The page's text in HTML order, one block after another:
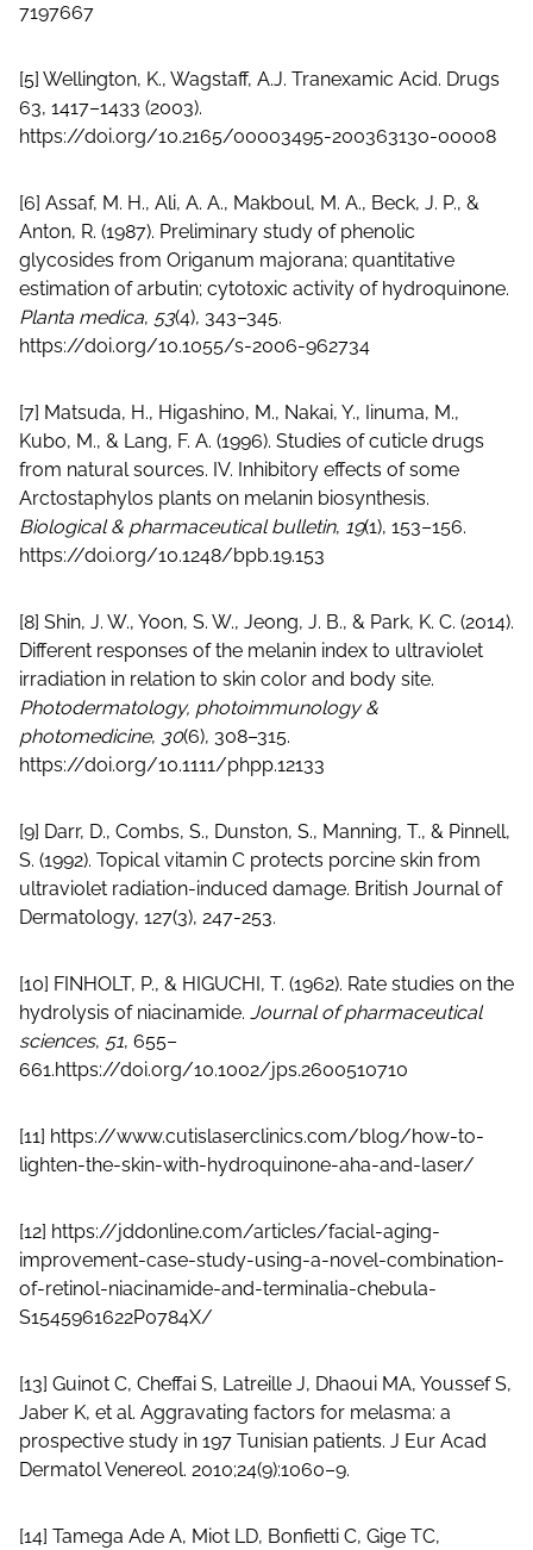
7197667
[5] Wellington, K., Wagstaff, A.J. Tranexamic Acid. Drugs
63, 1417–1433 (2003).
https://doi.org/10.2165/00003495-200363130-00008
[6] Assaf, M. H., Ali, A. A., Makboul, M. A., Beck, J. P., &
Anton, R. (1987). Preliminary study of phenolic
glycosides from Origanum majorana; quantitative
estimation of arbutin; cytotoxic activity of hydroquinone.
Planta medica, 53(4), 343–345.
https://doi.org/10.1055/s-2006-962734
[7] Matsuda, H., Higashino, M., Nakai, Y., Iinuma, M.,
Kubo, M., & Lang, F. A. (1996). Studies of cuticle drugs
from natural sources. IV. Inhibitory effects of some
Arctostaphylos plants on melanin biosynthesis.
Biological & pharmaceutical bulletin, 19(1), 153–156.
https://doi.org/10.1248/bpb.19.153
[8] Shin, J. W., Yoon, S. W., Jeong, J. B., & Park, K. C. (2014).
Different responses of the melanin index to ultraviolet
irradiation in relation to skin color and body site.
Photodermatology, photoimmunology &
photomedicine, 30(6), 308–315.
https://doi.org/10.1111/phpp.12133
[9] Darr, D., Combs, S., Dunston, S., Manning, T., & Pinnell,
S. (1992). Topical vitamin C protects porcine skin from
ultraviolet radiation‐induced damage. British Journal of
Dermatology, 127(3), 247-253.
[10] FINHOLT, P., & HIGUCHI, T. (1962). Rate studies on the
hydrolysis of niacinamide. Journal of pharmaceutical
sciences, 51, 655–
661.https://doi.org/10.1002/jps.2600510710
[11] https://www.cutislaserclinics.com/blog/how-to-
lighten-the-skin-with-hydroquinone-aha-and-laser/
[12] https://jddonline.com/articles/facial-aging-
improvement-case-study-using-a-novel-combination-
of-retinol-niacinamide-and-terminalia-chebula-
S1545961622P0784X/
[13] Guinot C, Cheffai S, Latreille J, Dhaoui MA, Youssef S,
Jaber K, et al. Aggravating factors for melasma: a
prospective study in 197 Tunisian patients. J Eur Acad
Dermatol Venereol. 2010;24(9):1060–9.
[14] Tamega Ade A, Miot LD, Bonfietti C, Gige TC,